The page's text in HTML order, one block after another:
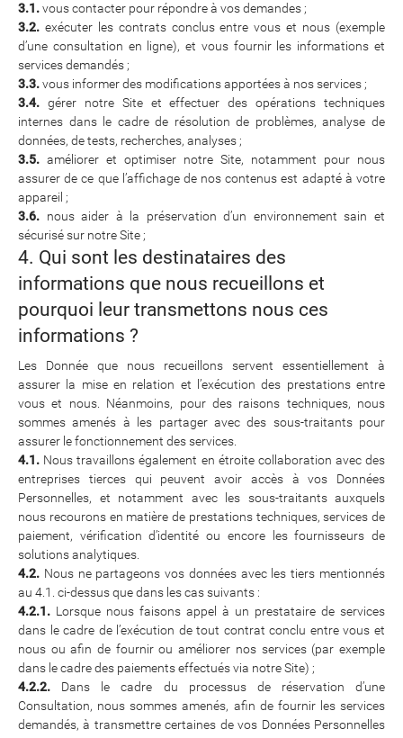
3.1.vous contacter pour répondre à vos demandes ;
3.2. exécuter les contrats conclus entre vous et nous (exemple
d’une consultation en ligne), et vous fournir les informations et
services demandés ;
3.3.vous informer des modifications apportées à nos services ;
3.4. gérer notre Site et effectuer des opérations techniques
internes dans le cadre de résolution de problèmes, analyse de
données, de tests, recherches, analyses ;
3.5. améliorer et optimiser notre Site, notamment pour nous
assurer de ce que l’affichage de nos contenus est adapté à votre
appareil ;
3.6. nous aider à la préservation d’un environnement sain et
sécurisé sur notre Site ;
4. Qui sont les destinataires des
informations que nous recueillons et
pourquoi leur transmettons nous ces
informations ?
Les Donnée que nous recueillons servent essentiellement à
assurer la mise en relation et l’exécution des prestations entre
vous et nous. Néanmoins, pour des raisons techniques, nous
sommes amenés à les partager avec des sous-traitants pour
assurer le fonctionnement des services.
4.1. Nous travaillons également en étroite collaboration avec des
entreprises tierces qui peuvent avoir accès à vos Données
Personnelles, et notamment avec les sous-traitants auxquels
nous recourons en matière de prestations techniques, services de
paiement, vérification d’identité ou encore les fournisseurs de
solutions analytiques.
4.2. Nous ne partageons vos données avec les tiers mentionnés
au 4.1. ci-dessus que dans les cas suivants :
4.2.1. Lorsque nous faisons appel à un prestataire de services
dans le cadre de l’exécution de tout contrat conclu entre vous et
nous ou afin de fournir ou améliorer nos services (par exemple
dans le cadre des paiements effectués via notre Site) ;
4.2.2. Dans le cadre du processus de réservation d’une
Consultation, nous sommes amenés, afin de fournir les services
demandés, à transmettre certaines de vos Données Personnelles